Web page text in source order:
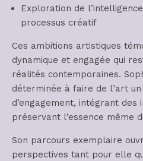
Exploration de
processus créatif
Ces ambitions artistiques
dynamique et engagée qui
réalités contemporaines.
déterminée à faire de l’art
d’engagement, intégrant des
préservant l’essence même
Son parcours exemplaire
perspectives tant pour elle